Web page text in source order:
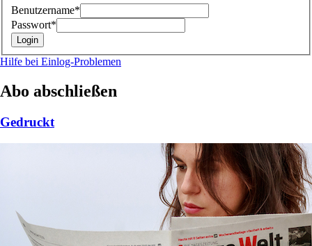
Benutzername*
Passwort*
Hilfe bei Einlog-Problemen
Abo abschließen
Gedruckt